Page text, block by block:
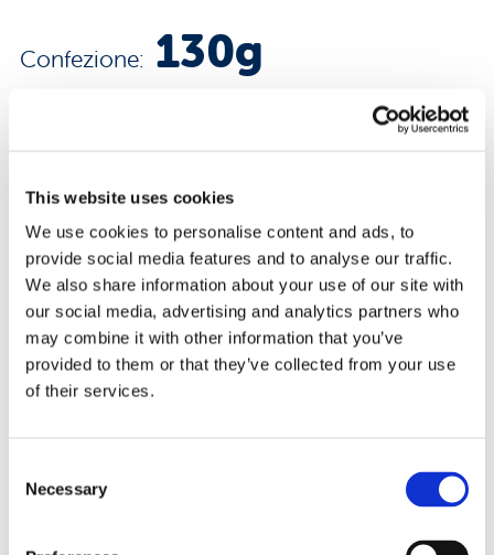
This website uses cookies
We use cookies to personalise content and ads, to
provide social media features and to analyse our traffic.
We also share information about your use of our site with
our social media, advertising and analytics partners who
may combine it with other information that you’ve
provided to them or that they’ve collected from your use
of their services.
Selection
Necessary
Confezione: 130g
8008696032512
SCARICA LA SCHEDA PRODOTTO
Dichiarazione
nutrizionale
Per 100 g
Energia kj
1154
Energia kcal
274